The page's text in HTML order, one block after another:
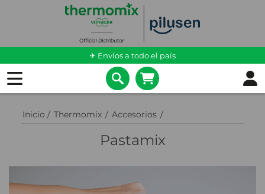
✈ Envíos a todo el país
Inicio / Thermomix / Accesorios /
Pastamix